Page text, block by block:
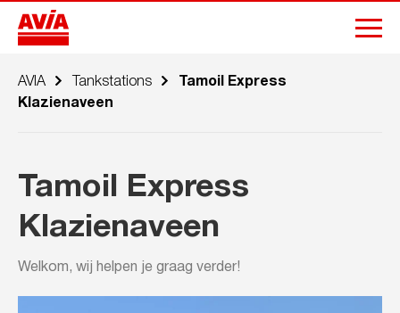
AVIA Tankstations
Tamoil Express
Klazienaveen
Tamoil Express
Klazienaveen
Welkom, wij helpen je graag verder!